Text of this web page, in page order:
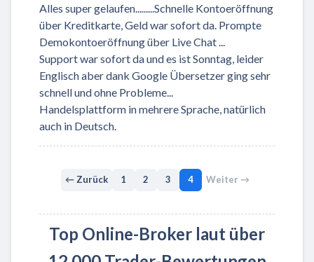
Alles super gelaufen.........Schnelle Kontoeröffnung
über Kreditkarte, Geld war sofort da. Prompte
Demokontoeröffnung über Live Chat ...
Support war sofort da und es ist Sonntag, leider
Englisch aber dank Google Übersetzer ging sehr
schnell und ohne Probleme...
Handelsplattform in mehrere Sprache, natürlich
auch in Deutsch.
← Zurück 1 2 3 4 Weiter →
Top Online-Broker laut über